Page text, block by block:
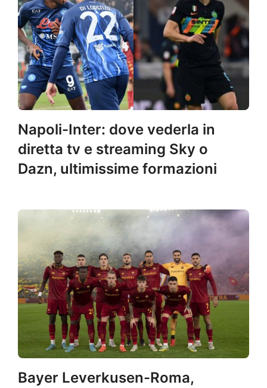
Napoli-Inter: dove vederla in
diretta tv e streaming Sky o
Dazn, ultimissime formazioni
Bayer Leverkusen-Roma,